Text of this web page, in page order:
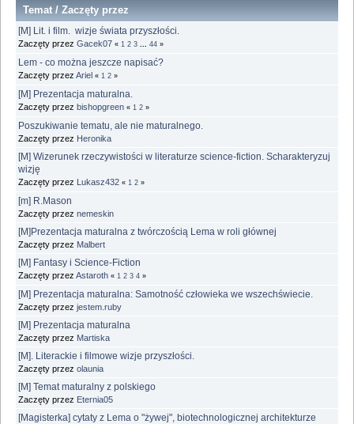
Temat /Zaczęty przez
[M] Lit. i film. wizje świata przyszłości.
Zaczęty przez Gacek07 « 1 2 3 44 »
Lem - co można jeszcze napisać?
Zaczęty przez Ariel « 1 2 »
[M] Prezentacja maturalna.
Zaczęty przez bishopgreen « 1 2 »
Poszukiwanie tematu, ale nie maturalnego.
Zaczęty przez Heronika
[M] Wizerunek rzeczywistości w literaturze science-fiction. Scharakteryzuj
wizję
Zaczęty przez Lukasz432 « 1 2 »
[m] R.Mason
Zaczęty przez nemeskin
[M]Prezentacja maturalna z twórczością Lema w roli głównej
Zaczęty przez Malbert
[M] Fantasy i Science-Fiction
Zaczęty przez Astaroth « 1 2 3 4 »
[M] Prezentacja maturalna: Samotność człowieka we wszechświecie.
Zaczęty przez jestem.ruby
[M] Prezentacja maturalna
Zaczęty przez Martiska
[M]. Literackie i filmowe wizje przyszłości.
Zaczęty przez olaunia
[M] Temat maturalny z polskiego
Zaczęty przez Eternia05
[Magisterka] cytaty z Lema o "żywej", biotechnologicznej architekturze